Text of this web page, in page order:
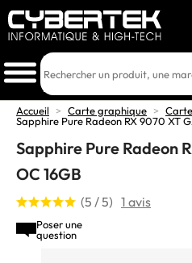
Accueil > Carte graphique >
Sapphire Pure Radeon RX 9070 XT
Sapphire Pure Radeon
OC 16GB
(5 / 5) 1 avis
Poser une
question